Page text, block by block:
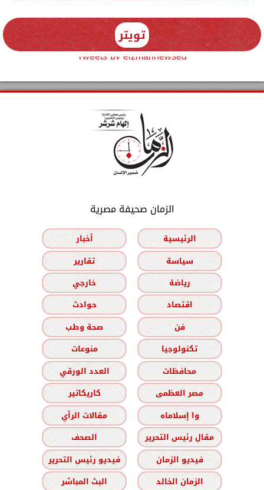
تويتر
Tweets by elzmannewseg
الزمان صحيفة مصرية
الرئيسية
أخبار
سياسة
تقارير
رياضة
خارجي
اقتصاد
حوادث
فن
صحة وطب
تكنولوجيا
منوعات
محافظات
العدد الورقي
مصر العظمى
كاريكاتير
وا إسلاماه
مقالات الرأي
مقال رئيس التحرير
الصحف
فيديو الزمان
فيديو رئيس التحرير
الزمان الخالد
البث المباشر